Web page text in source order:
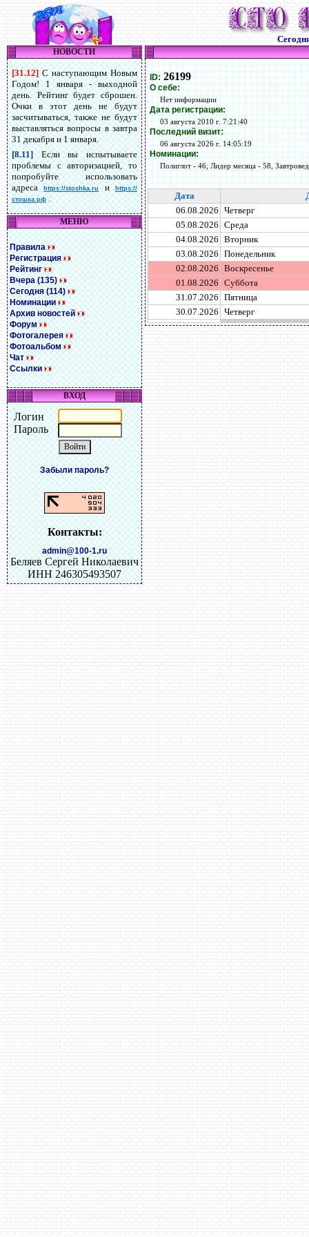
НОВОСТИ
[31.12]С наступающим Новым
Годом! 1 января - выходной
день. Рейтинг будет сброшен.
Очки в этот день не будут
засчитываться, также не будут
выставляться вопросы в завтра
31 декабря и 1 января.
[8.11]Если вы испытываете
проблемы с авторизацией, то
попробуйте использовать
адресаhttps://stoshka.ruиhttps://
стошка.рф.
МЕНЮ
Правила
Регистрация
Рейтинг
Вчера (135)
Сегодня (114)
Номинации
Архив новостей
Форум
Фотогалерея
Фотоальбом
Чат
Ссылки
ВХОД
Логин
Пароль
Забыли пароль?
Контакты:
admin@100-1.ru
Беляев Сергей Николаевич
ИНН 246305493507
ID: 26199
О себе:
Нет информации
Дата регистрации:
03 августа 2010 г. 7:21:40
Последний визит:
06 августа 2026 г. 14:05:19
Номинации:
Полиглот - 46, Лидер месяца - 58,
Дата
06.08.2026 Четверг
05.08.2026 Среда
04.08.2026 Вторник
03.08.2026 Понедельник
02.08.2026 Воскресенье
01.08.2026 Суббота
31.07.2026 Пятница
30.07.2026 Четверг